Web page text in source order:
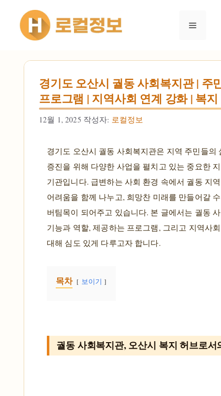
건너뛰기
메뉴
경기도 오산시 궐동 사회복지관 | 주
프로그램 | 지역사회 연계 강화 | 복
12월 1, 2025 작성자: 로컬정보
경기도 오산시 궐동 사회복지관은 지역 주민들의
증진을 위해 다양한 사업을 펼치고 있는 중요한
기관입니다. 급변하는 사회 환경 속에서 궐동 지
어려움을 함께 나누고, 희망찬 미래를 만들어갈
버팀목이 되어주고 있습니다. 본 글에서는 궐동
기능과 역할, 제공하는 프로그램, 그리고 지역사
대해 심도 있게 다루고자 합니다.
목차 보이기
궐동 사회복지관, 오산시 복지 허브로서